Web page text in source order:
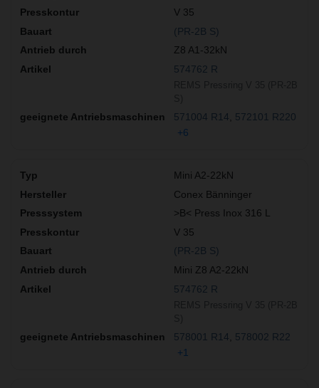
V 35
(PR-2B S)
Z8 A1-32kN
574762 R
571004 R14
572101 R220
+6
Mini A2-22kN
Conex Bänninger
>B< Press Inox 316 L
V 35
(PR-2B S)
Mini Z8 A2-22kN
574762 R
578001 R14
578002 R22
+1